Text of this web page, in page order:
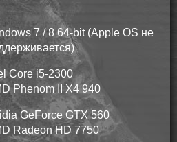
7 / 8 64-bit (Apple OS не
Core i5-2300
Phenom II X4 940
GeForce GTX 560
Radeon HD 7750